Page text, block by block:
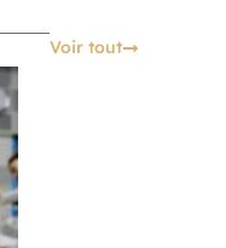
Voir tout